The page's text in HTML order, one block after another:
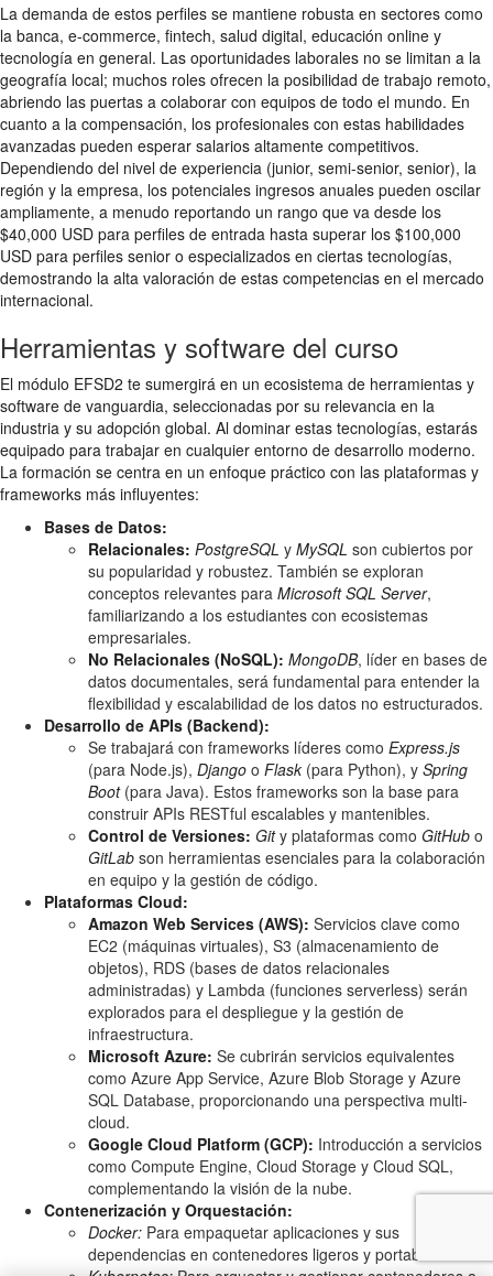
La demanda de estos perfiles se mantiene robusta en sectores como
la banca, e-commerce, fintech, salud digital, educación online y
tecnología en general. Las oportunidades laborales no se limitan a la
geografía local; muchos roles ofrecen la posibilidad de trabajo remoto,
abriendo las puertas a colaborar con equipos de todo el mundo. En
cuanto a la compensación, los profesionales con estas habilidades
avanzadas pueden esperar salarios altamente competitivos.
Dependiendo del nivel de experiencia (junior, semi-senior, senior), la
región y la empresa, los potenciales ingresos anuales pueden oscilar
ampliamente, a menudo reportando un rango que va desde los
$40,000 USD para perfiles de entrada hasta superar los $100,000
USD para perfiles senior o especializados en ciertas tecnologías,
demostrando la alta valoración de estas competencias en el mercado
internacional.
Herramientas y software del curso
El módulo EFSD2 te sumergirá en un ecosistema de herramientas y
software de vanguardia, seleccionadas por su relevancia en la
industria y su adopción global. Al dominar estas tecnologías, estarás
equipado para trabajar en cualquier entorno de desarrollo moderno.
La formación se centra en un enfoque práctico con las plataformas y
frameworks más influyentes:
Bases de Datos:
Relacionales: PostgreSQL y MySQL son cubiertos por
su popularidad y robustez. También se exploran
conceptos relevantes para Microsoft SQL Server,
familiarizando a los estudiantes con ecosistemas
empresariales.
No Relacionales (NoSQL): MongoDB, líder en bases de
datos documentales, será fundamental para entender la
flexibilidad y escalabilidad de los datos no estructurados.
Desarrollo de APIs (Backend):
Se trabajará con frameworks líderes como Express.js
(para Node.js), Django o Flask (para Python), y Spring
Boot(para Java). Estos frameworks son la base para
construir APIs RESTful escalables y mantenibles.
Control de Versiones: Gity plataformas como GitHub o
GitLab son herramientas esenciales para la colaboración
en equipo y la gestión de código.
Plataformas Cloud:
Amazon Web Services (AWS): Servicios clave como
EC2 (máquinas virtuales), S3 (almacenamiento de
objetos), RDS (bases de datos relacionales
administradas) y Lambda (funciones serverless) serán
explorados para el despliegue y la gestión de
infraestructura.
Microsoft Azure: Se cubrirán servicios equivalentes
como Azure App Service, Azure Blob Storage y Azure
SQL Database, proporcionando una perspectiva multi-
cloud.
Google Cloud Platform (GCP): Introducción a servicios
como Compute Engine, Cloud Storage y Cloud SQL,
complementando la visión de la nube.
Contenerización y Orquestación:
Docker: Para empaquetar aplicaciones y sus
dependencias en contenedores ligeros y portables.